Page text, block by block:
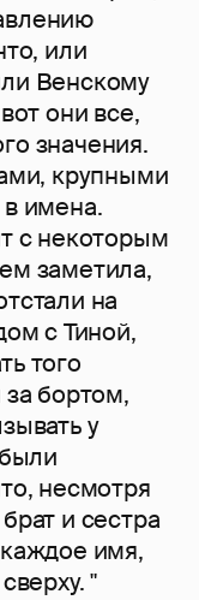
или
Венскому
они все,
значения.
крупными
имена.
с некоторым
заметила,
на
с Тиной,
того
бортом,
у
несмотря
и сестра
имя,
"